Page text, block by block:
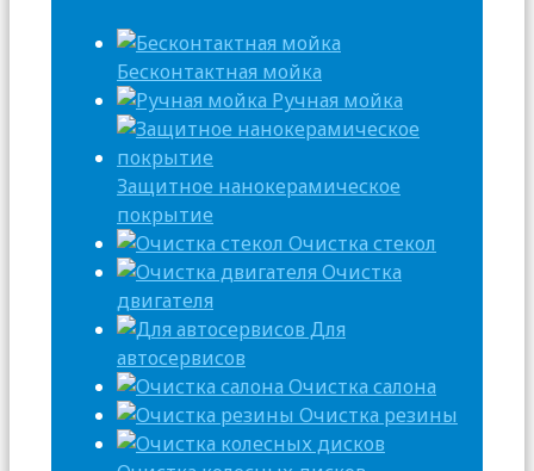
Бесконтактная мойка
Ручная мойка
Защитное нанокерамическое
покрытие
Очистка стекол
Очистка
двигателя
Для
автосервисов
Очистка салона
Очистка резины